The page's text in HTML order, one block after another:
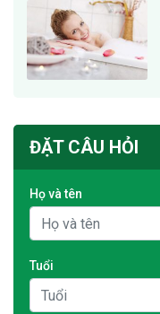
ĐẶT CÂU HỎI
Họ và tên
Tuổi